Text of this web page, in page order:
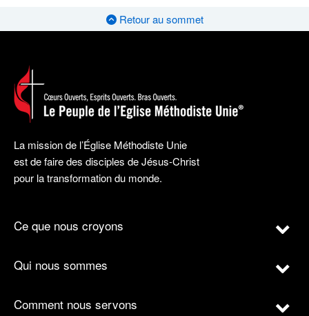
Retour au sommet
La mission de l’Église Méthodiste Unie
est de faire des disciples de Jésus-Christ
pour la transformation du monde.
Ce que nous croyons
Qui nous sommes
Comment nous servons